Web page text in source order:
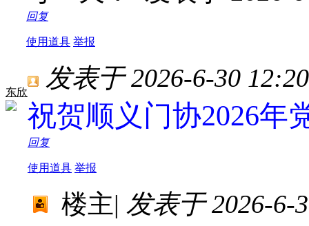
回复
使用道具 举报
东欣 发表于 2026-6-30
祝贺顺义门协2026年
回复
使用道具 举报
楼主| 发表于 2026-6-